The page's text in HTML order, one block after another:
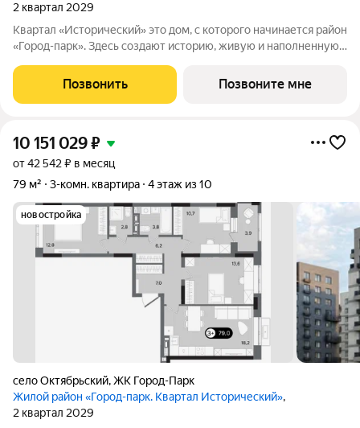
2 квартал 2029
Квартал «Исторический» это дом, с которого начинается район
«Город-парк». Здесь создают историю, живую и наполненную
от семи до десяти этажей и двух десятиэтажных башен,
выходящих на
Позвонить Позвоните мне
10 151 029₽
от 42 542 ₽ в месяц
79 м²
3-комн. квартира 4 этаж из 10
новостройка
село Октябрьский,ЖК Город-Парк
Жилой район «Город-парк. Квартал Исторический»,
2 квартал 2029